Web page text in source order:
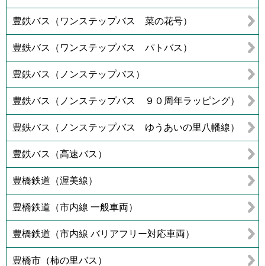
豊鉄バス（ワンステップバス 菜の花号）
豊鉄バス（ワンステップバス パトバス）
豊鉄バス（ノンステップバス）
豊鉄バス（ノンステップバス ９０周年ラッピング）
豊鉄バス（ノンステップバス ゆうあいの里八幡線）
豊鉄バス（高速バス）
豊橋鉄道（渥美線）
豊橋鉄道（市内線 一般車両）
豊橋鉄道（市内線 バリアフリー対応車両）
豊橋市（柿の里バス）